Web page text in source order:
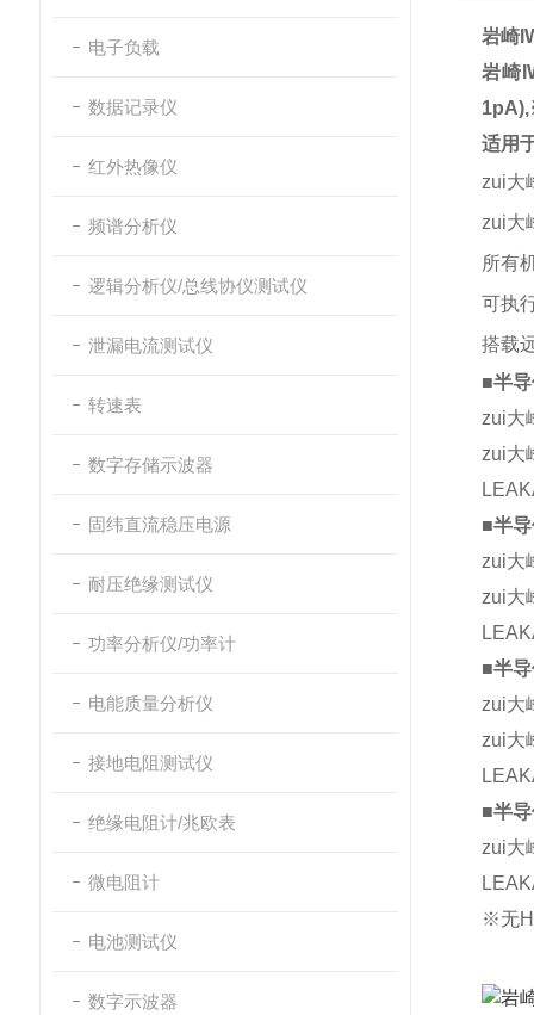
电子负载
数据记录仪
红外热像仪
频谱分析仪
逻辑分析仪/总线协仪测试仪
泄漏电流测试仪
转速表
数字存储示波器
固纬直流稳压电源
耐压绝缘测试仪
功率分析仪/功率计
电能质量分析仪
接地电阻测试仪
绝缘电阻计/兆欧表
微电阻计
电池测试仪
数字示波器
岩崎
岩崎
适用
zui大
zui大
所有
可执
搭载
■半
zui大
zui大
■半
zui大
zui大
■半
zui大
zui大
■半
zui大
※无